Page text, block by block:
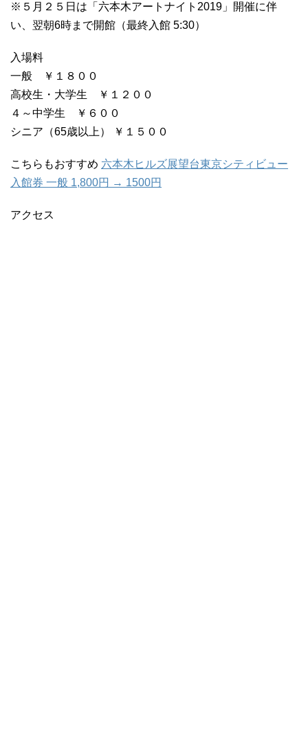
※５月２５日は「六本木アートナイト2019」開催に伴
い、翌朝6時まで開館（最終入館 5:30）
入場料
一般 ￥１８００
高校生・大学生 ￥１２００
４～中学生 ￥６００
シニア（65歳以上） ￥１５００
こちらもおすすめ 六本木ヒルズ展望台東京シティビュー
入館券 一般 1,800円 → 1500円
アクセス